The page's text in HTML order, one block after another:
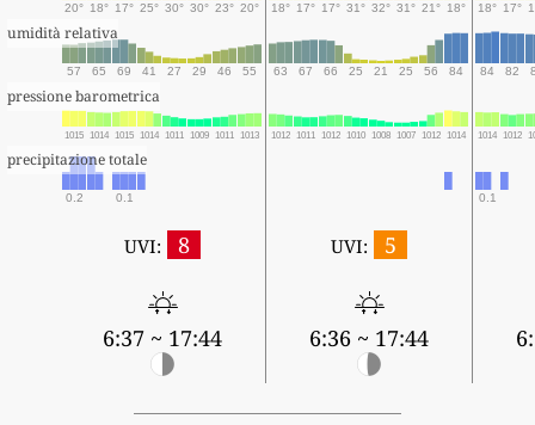
20° 18° 17° 25° 30° 30° 23° 20° 18° 17° 17° 31° 32° 31° 21° 18° 18° 17°
umidità relativa
57 65 69 41 27 29 46 55 63 67 66 25 21 25 56 84 84 82
pressione barometrica
1015 1014 1015 1014 1011 1009 1011 1013 1012 1011 1012 1010 1008 1007 1012 1014 1014 1012
precipitazione totale
0.2 0.1 0.1
UVI: 8
6:37 ~ 17:44
UVI: 5
6:36 ~ 17:44